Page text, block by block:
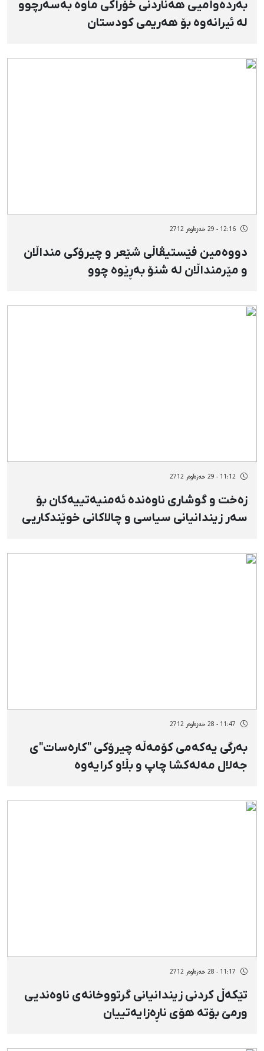
بەردەوامیی هەناردنی خۆراكی ماوە بەسەرچوو
لە ئیرانەوە بۆ هەریمی كودستان
12:16 - 29 خەزەڵوەر 2712
دووەمین فێستیڤاڵی شێعر و چیرۆكی منداڵان
و مێرمنداڵان لە شنۆ بەڕێوە چوو
11:12 - 29 خەزەڵوەر 2712
زەخت و گوشاری ناوەندە ئەمنیەتییەكان بۆ
سەر زیندانیانی سیاسی و چالاكانی خوێندكاریی
11:47 - 28 خەزەڵوەر 2712
بەرگی یەكەمی كۆمەڵە چیرۆكی "كارەسات"ی
جەلال مەلەكشا چاپ و بڵاو كرایەوە
11:17 - 28 خەزەڵوەر 2712
تێكەڵ كردنی زیندانیانی گرتووخانەی ناوەندیی
ورمێ‌ بۆتە هۆی ناڕەزایەتییان